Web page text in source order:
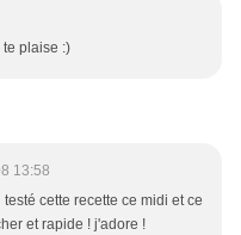
te plaise :)
13:58
cette recette ce midi et ce
et rapide ! j'adore !